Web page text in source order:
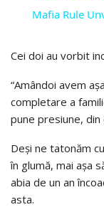
Mafia Rule
Cei doi au vorbit
“Amândoi avem
completare a
pune presiune, din
Deși ne tatonăm
în glumă, mai așa
abia de un an
asta.